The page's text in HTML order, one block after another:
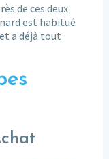
de ces deux
est habitué
a déjà tout